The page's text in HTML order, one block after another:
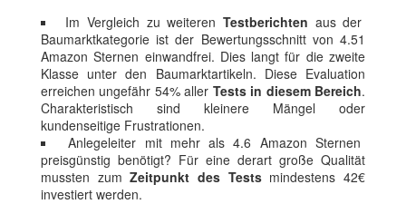
Im Vergleich zu weiterenTestberichten aus der
Baumarktkategorie ist der Bewertungsschnitt von 4.51
Amazon Sternen einwandfrei. Dies langt für die zweite
Klasse unter den Baumarktartikeln. Diese Evaluation
erreichen ungefähr 54% aller Tests in diesem Bereich.
Charakteristisch sind kleinere Mängel oder
kundenseitige Frustrationen.
Anlegeleiter mit mehr als 4.6 Amazon Sternen
preisgünstig benötigt? Für eine derart große Qualität
mussten zumZeitpunkt des Testsmindestens 42€
investiert werden.